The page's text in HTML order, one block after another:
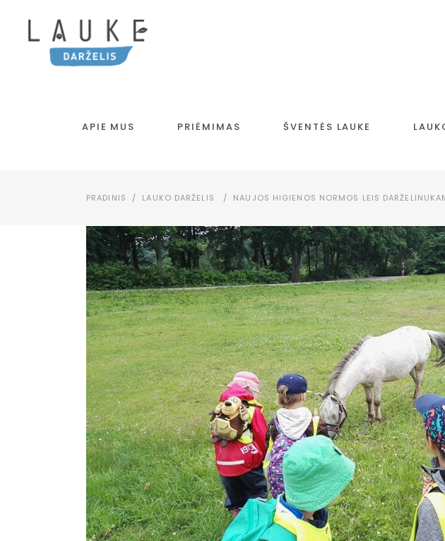
APIE MUS PRIĖMIMAS ŠVENTĖS LAUKE
PRADINIS / LAUKO DARŽELIS / NAUJOS HIGIENOS NORMOS LEIS